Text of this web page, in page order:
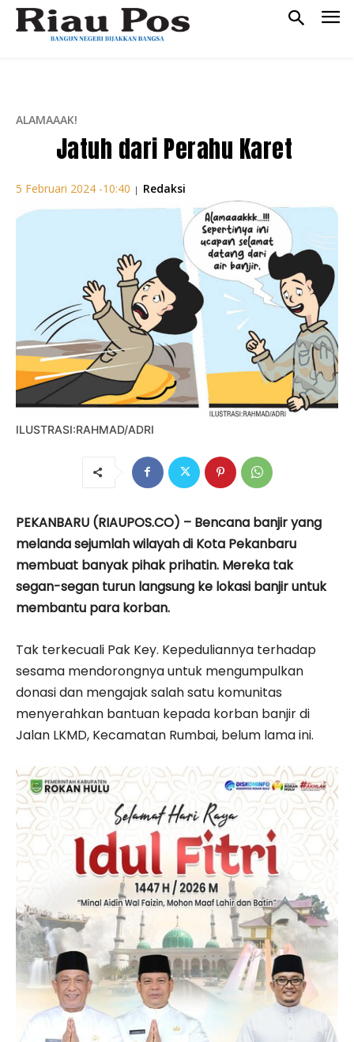
ALAMAAAK!
Jatuh dari Perahu Karet
5 Februari 2024 -10:40 | Redaksi
ILUSTRASI:RAHMAD/ADRI
PEKANBARU (RIAUPOS.CO) – Bencana banjir yang
melanda sejumlah wilayah di Kota Pekanbaru
membuat banyak pihak prihatin. Mereka tak
segan-segan turun langsung ke lokasi banjir untuk
membantu para korban.
Tak terkecuali Pak Key. Kepeduliannya terhadap
sesama mendorongnya untuk mengumpulkan
donasi dan mengajak salah satu komunitas
menyerahkan bantuan kepada korban banjir di
Jalan LKMD, Kecamatan Rumbai, belum lama ini.